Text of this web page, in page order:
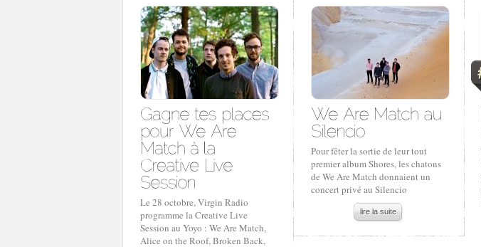
Le 28 octobre, Virgin Radio
programme la Creative Live
Session au Yoyo : We Are Match,
Alice on the Roof, Broken Back,
Pour fêter la sortie de leur tout
premier album Shores, les chatons
de We Are Match donnaient un
concert privé au Silencio
lire la suite